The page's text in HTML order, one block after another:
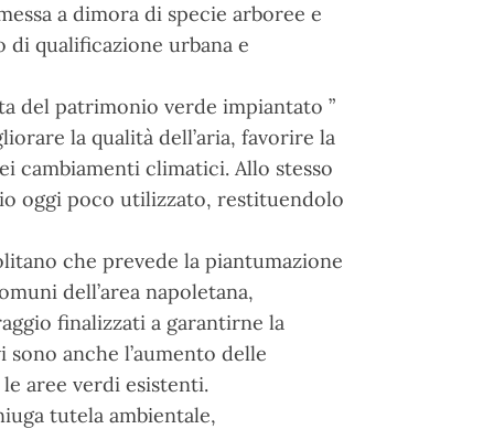
a dimora di specie arboree e
qualificazione urbana e
del patrimonio verde impiantato ”
la qualità dell’aria, favorire la
cambiamenti climatici. Allo stesso
oggi poco utilizzato, restituendolo
che prevede la piantumazione
dell’area napoletana,
finalizzati a garantirne la
anche l’aumento delle
aree verdi esistenti.
tutela ambientale,